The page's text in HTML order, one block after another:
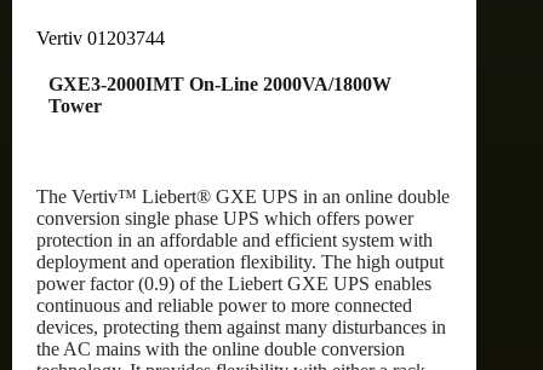
Vertiv 01203744
GXE3-2000IMT On-Line 2000VA/1800W
Tower
The Vertiv™ Liebert® GXE UPS in an online double
conversion single phase UPS which offers power
protection in an affordable and efficient system with
deployment and operation flexibility. The high output
power factor (0.9) of the Liebert GXE UPS enables
continuous and reliable power to more connected
devices, protecting them against many disturbances in
the AC mains with the online double conversion